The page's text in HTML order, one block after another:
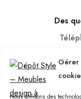
Gérer
Nous utilisons des
Des
Adresse :